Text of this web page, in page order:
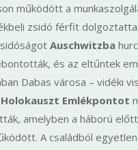
működött a
zsidó férfit
Auschwitzba
és az eltűntek
Dabas városa – vidéki
Holokauszt Emlékpontot
amelyben a háború
A családból